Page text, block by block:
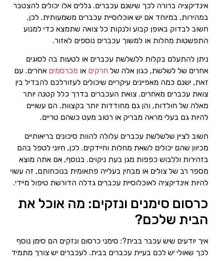
אינדיקציה ברורה לכך שישנם עכברים. גללים אלו יכולים להצטבר
במהירות, במיוחד אם יש אוכלוסיית עכברים משמעותית. לכן,
חשוב לבדוק באופן קבוע ולנקות כל צואה שתמצא כדי למנוע
התפשטות מחלות או למשוך עכברים נוספים לאזור.
ניתן להתעלם בקלות ללשלשת עכברים או לטעות בה לסוגים
אחרים של לשלשת, כגון אלה של חרקים או מכרסמים אחרים. עם
זאת, ישנם כמה מאפיינים עיקריים שיכולים לעזורלכם להבדיל בין
צואת עכברים מאחרים. צואת העכברים בדרך כלל קטנה יותר
מאלה של חולדות, והן גם מחודדות יותר בקצוות. הם עשויים
להיות גם בעלי מראה מבריק או רטוב מעט כשהם טריים.
חשוב לציין שלשלשת עכברים עלולה להוות סיכונים בריאותיים
מכיוון שהם יכולים לשאת מחלות וחיידקים. לכן, חיוני לטפל בהם
בזהירות וללבוש כפפות מגן בעת ניקוים. בנוסף, אם אתה מוצא
מספר רב של צולים או מבחין בעלייה פתאומית בנוכחותם, זה עשוי
להיות אינדיקציה לאוכלוסיית עכברים גדלה הדורשת טיפול מיידי.
כרסום סימנים ונזקים: מה אוכל את
הבית שלכם?
איך יודעים שיש עכבר בבית?: סימני כרסום ונזקים הם סימן נוסף
לכך שאולי יש לכם בעיית עכברים בבית. לעכברים יש צורך מתמיד